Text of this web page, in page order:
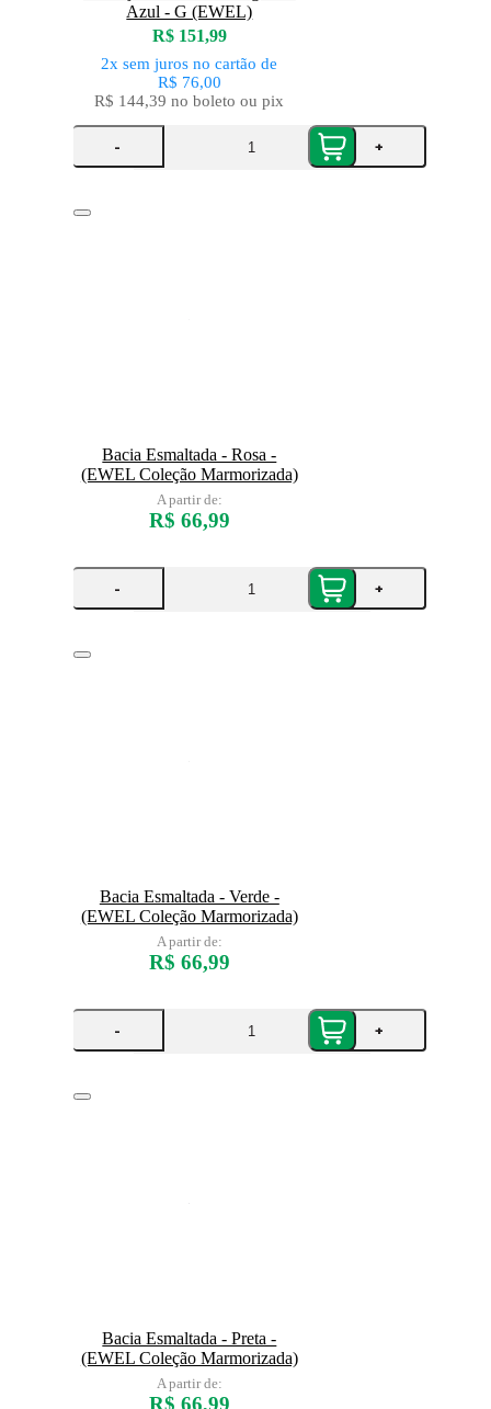
Azul - G (EWEL)
R$ 151,99
2x sem jurosno cartão de
R$ 76,00
R$ 144,39no boleto ou pix
- +
Bacia Esmaltada - Rosa -
(EWEL Coleção Marmorizada)
A partir de:
R$ 66,99
- +
Bacia Esmaltada - Verde -
(EWEL Coleção Marmorizada)
A partir de:
R$ 66,99
- +
Bacia Esmaltada - Preta -
(EWEL Coleção Marmorizada)
A partir de: